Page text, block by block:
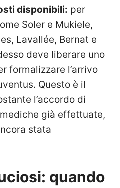
disponibili: per
Soler e Mukiele,
Lavallée, Bernat e
deve liberare uno
formalizzare l’arrivo
Questo è il
l’accordo di
già effettuate,
stata
quando